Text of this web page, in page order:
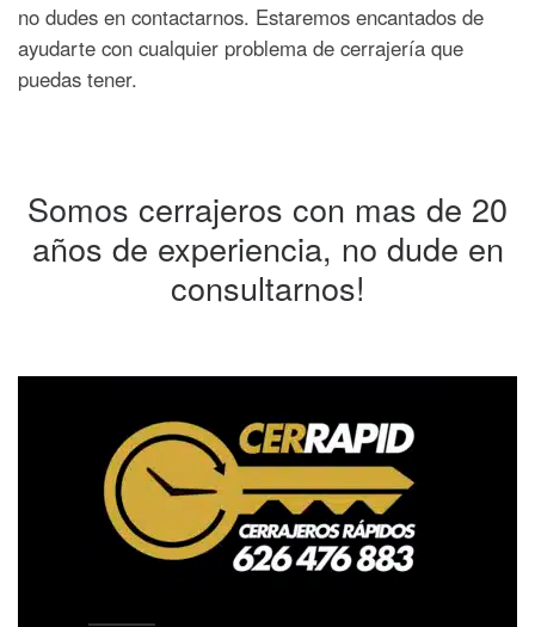
no dudes en contactarnos. Estaremos encantados de
ayudarte con cualquier problema de cerrajería que
puedas tener.
Somos cerrajeros con mas de 20
años de experiencia, no dude en
consultarnos!